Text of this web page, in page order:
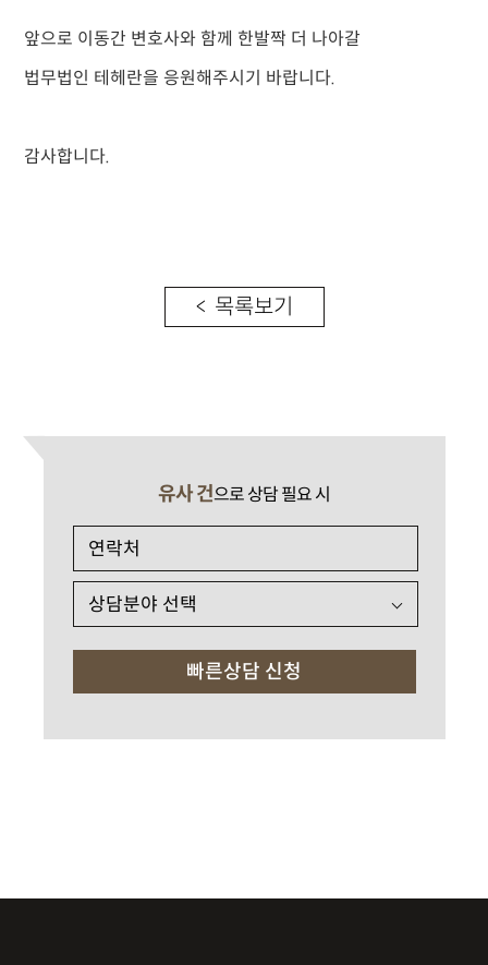
앞으로 이동간 변호사와 함께 한발짝 더 나아갈
법무법인 테헤란을 응원해주시기 바랍니다.
감사합니다.
< 목록보기
유사 건으로 상담 필요 시